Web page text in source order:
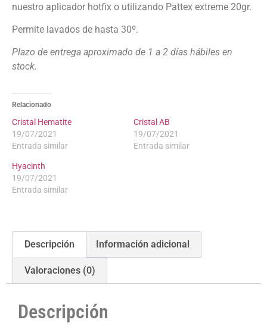
nuestro aplicador hotfix o utilizando Pattex extreme 20gr.
Permite lavados de hasta 30º.
Plazo de entrega aproximado de 1 a 2 días hábiles en
stock.
Relacionado
Cristal Hematite
19/07/2021
Entrada similar
Cristal AB
19/07/2021
Entrada similar
Hyacinth
19/07/2021
Entrada similar
Descripción Información adicional
Valoraciones (0)
Descripción